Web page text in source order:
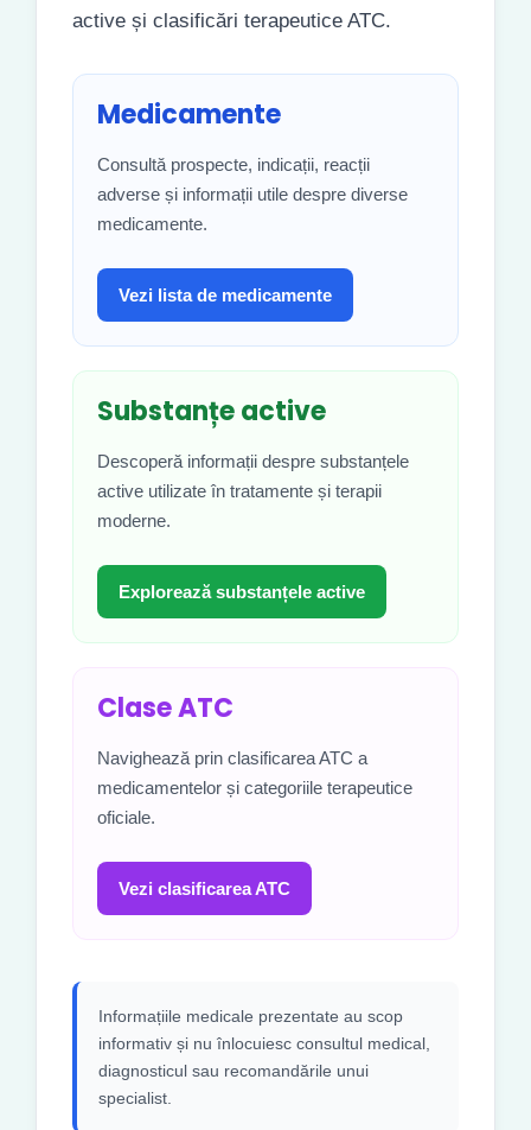
active și clasificări terapeutice ATC.
Medicamente
Consultă prospecte, indicații, reacții
adverse și informații utile despre diverse
medicamente.
Vezi lista de medicamente
Substanțe active
Descoperă informații despre substanțele
active utilizate în tratamente și terapii
moderne.
Explorează substanțele active
Clase ATC
Navighează prin clasificarea ATC a
medicamentelor și categoriile terapeutice
oficiale.
Vezi clasificarea ATC
Informațiile medicale prezentate au scop
informativ și nu înlocuiesc consultul medical,
diagnosticul sau recomandările unui
specialist.